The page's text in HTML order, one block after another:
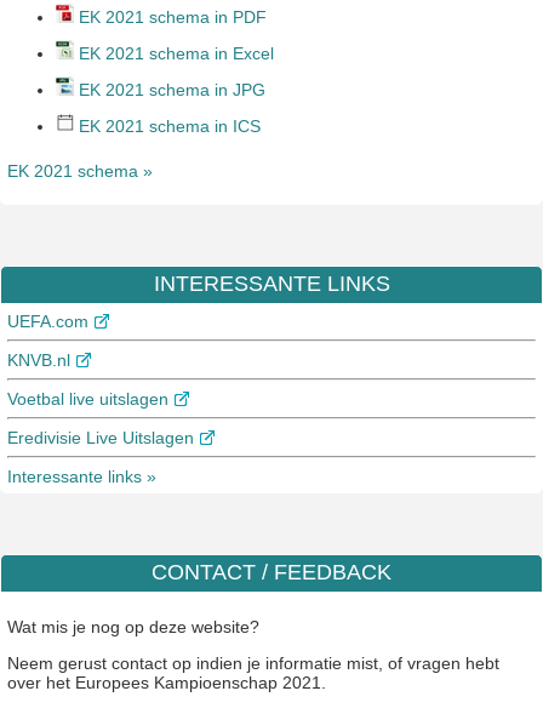
EK 2021 schema in PDF
EK 2021 schema in Excel
EK 2021 schema in JPG
EK 2021 schema in ICS
EK 2021 schema »
INTERESSANTE LINKS
UEFA.com
KNVB.nl
Voetbal live uitslagen
Eredivisie Live Uitslagen
Interessante links »
CONTACT / FEEDBACK
Wat mis je nog op deze website?
Neem gerust contact op indien je informatie mist, of vragen hebt
over het Europees Kampioenschap 2021.